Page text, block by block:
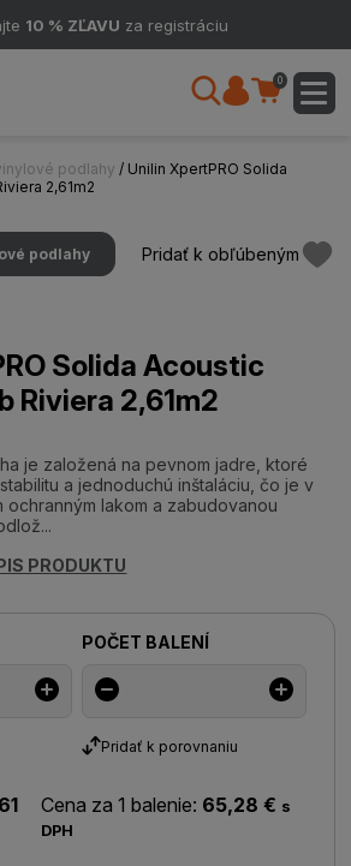
10 % ZĽAVU za registráciu
0
podlahy / Unilin XpertPRO Solida
2,61m2
podlahy Pridať k obľúbeným
Solida Acoustic
Riviera 2,61m2
je založená na pevnom jadre, ktoré
a jednoduchú inštaláciu, čo je v
ochranným lakom a zabudovanou
PRODUKTU
POČET BALENÍ
Pridať k porovnaniu
Cena za 1 balenie: 65,28 € s
DPH